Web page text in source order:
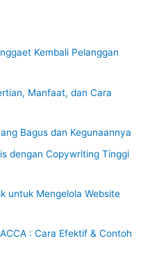
Kembali Pelanggan
Manfaat, dan Cara
Bagus dan Kegunaannya
dengan Copywriting Tinggi
untuk Mengelola Website
: Cara Efektif & Contoh